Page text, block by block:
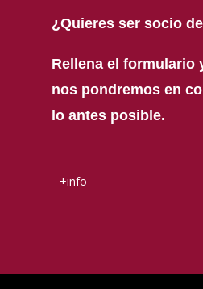
¿Quieres ser socio
Rellena el formulario
nos pondremos en
lo antes posible.
+info